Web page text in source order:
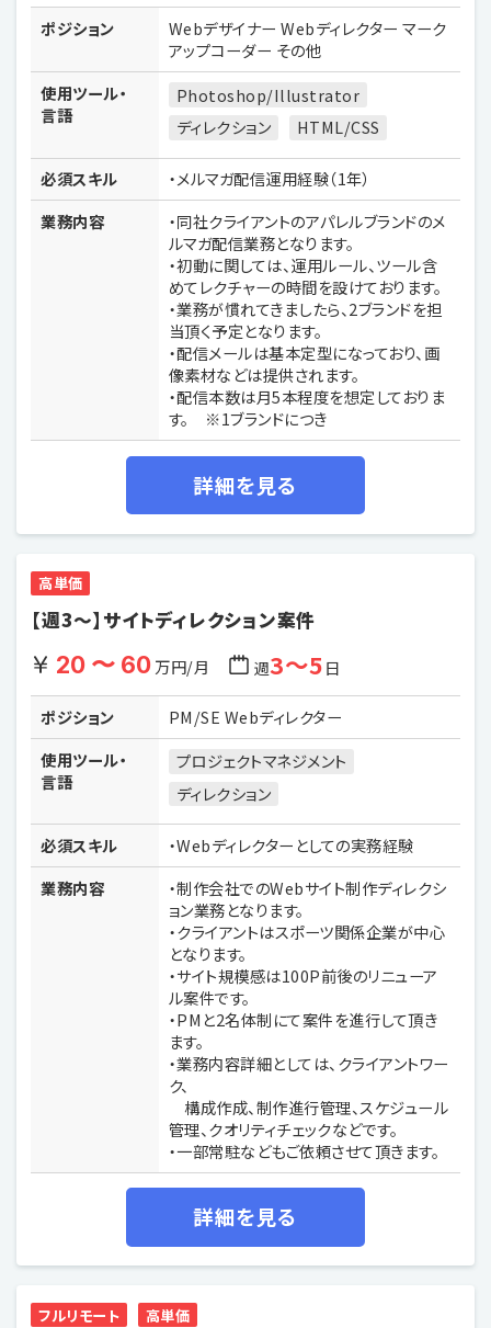
ポジション
Webデザイナー Webディレクター マーク
アップコーダー その他
使用ツール・
言語
Photoshop/Illustrator
ディレクション
HTML/CSS
必須スキル
・メルマガ配信運用経験（1年）
業務内容
・同社クライアントのアパレルブランドのメ
ルマガ配信業務となります。
・初動に関しては、運用ルール、ツール含
めてレクチャーの時間を設けております。
・業務が慣れてきましたら、2ブランドを担
当頂く予定となります。
・配信メールは基本定型になっており、画
像素材などは提供されます。
・配信本数は月5本程度を想定しておりま
す。 ※1ブランドにつき
詳細を見る
高単価
【週3〜】サイトディレクション案件
20 〜 60万円/月 週3〜5日
ポジション
PM/SE Webディレクター
使用ツール・
言語
プロジェクトマネジメント
ディレクション
必須スキル
・Webディレクターとしての実務経験
業務内容
・制作会社でのWebサイト制作ディレクシ
ョン業務となります。
・クライアントはスポーツ関係企業が中心
となります。
・サイト規模感は100P前後のリニューア
ル案件です。
・PMと2名体制にて案件を進行して頂き
ます。
・業務内容詳細としては、クライアントワー
ク、
構成作成、制作進行管理、スケジュール
管理、クオリティチェックなどです。
・一部常駐などもご依頼させて頂きます。
詳細を見る
フルリモート 高単価